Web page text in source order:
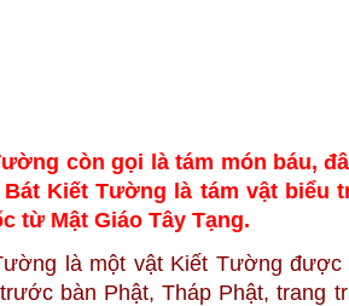
còn gọi là tám món báu,
Kiết Tường là tám vật biểu
từ Mật Giáo Tây Tạng.
là một vật Kiết Tường được
bàn Phật, Tháp Phật, trang